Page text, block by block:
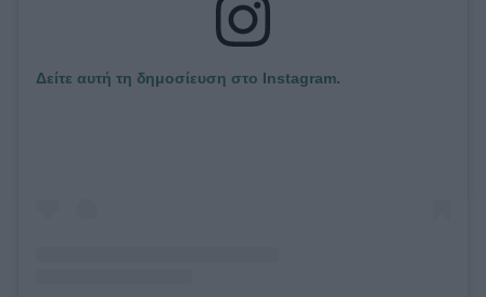
Δείτε αυτή τη δημοσίευση στο Instagram.